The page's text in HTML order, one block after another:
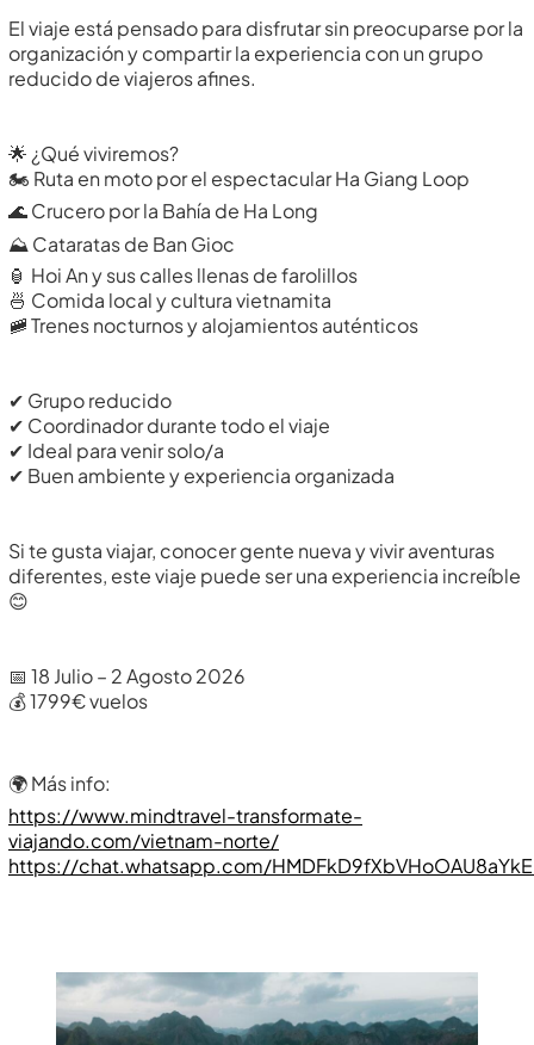
El viaje está pensado para disfrutar sin preocuparse por la
organización y compartir la experiencia con un grupo
reducido de viajeros afines.
🌟 ¿Qué viviremos?
🏍 Ruta en moto por el espectacular Ha Giang Loop
🌊 Crucero por la Bahía de Ha Long
⛰ Cataratas de Ban Gioc
🏮 Hoi An y sus calles llenas de farolillos
🍜 Comida local y cultura vietnamita
🚞 Trenes nocturnos y alojamientos auténticos
✔ Grupo reducido
✔ Coordinador durante todo el viaje
✔ Ideal para venir solo/a
✔ Buen ambiente y experiencia organizada
Si te gusta viajar, conocer gente nueva y vivir aventuras
diferentes, este viaje puede ser una experiencia increíble
😊
📅 18 Julio – 2 Agosto 2026
💰 1799€ vuelos
🌍 Más info:
https://www.mindtravel-transformate-
viajando.com/vietnam-norte/
https://chat.whatsapp.com/